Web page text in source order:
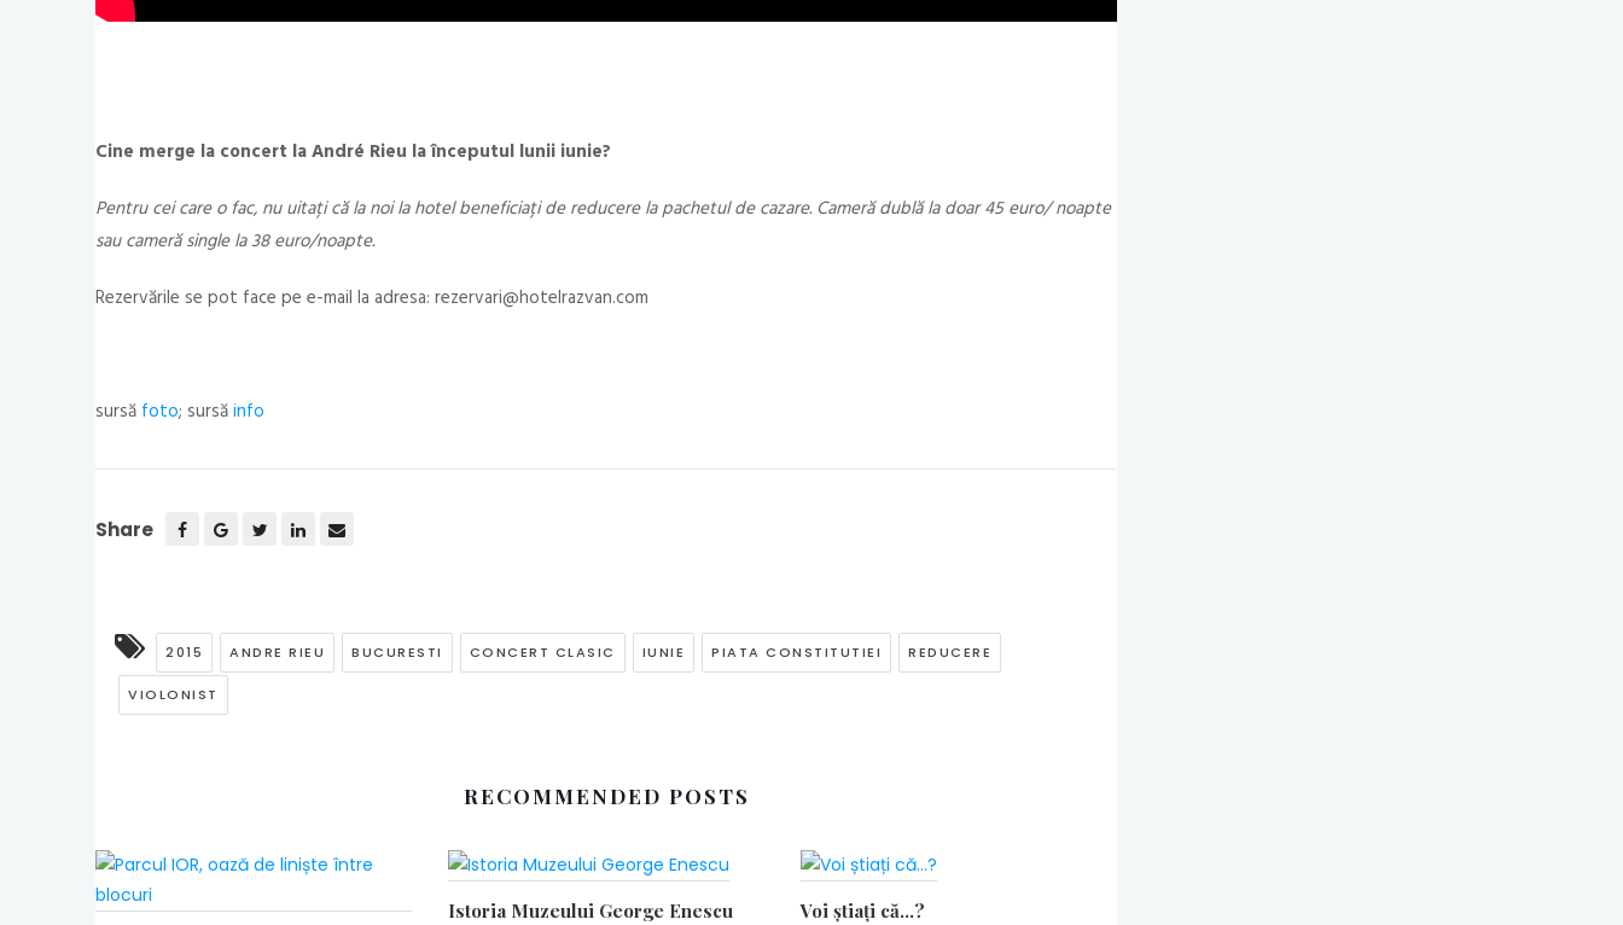
Cine merge la concert la André Rieu la începutul lunii iunie?
Pentru cei care o fac, nu uitați că la noi la hotel beneficiați de reducere la pachetul de cazare. Cameră dublă la doar 45 euro/ noapte
sau cameră single la 38 euro/noapte.
Rezervările se pot face pe e-mail la adresa: rezervari@hotelrazvan.com
sursă foto; sursăinfo
Share
2015 ANDRE RIEU BUCURESTI CONCERT CLASIC IUNIE PIATA CONSTITUTIEI REDUCERE
VIOLONIST
RECOMMENDED POSTS
Istoria Muzeului George Enescu Voi știați că…?